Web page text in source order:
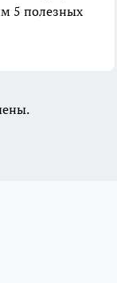
5 полезных